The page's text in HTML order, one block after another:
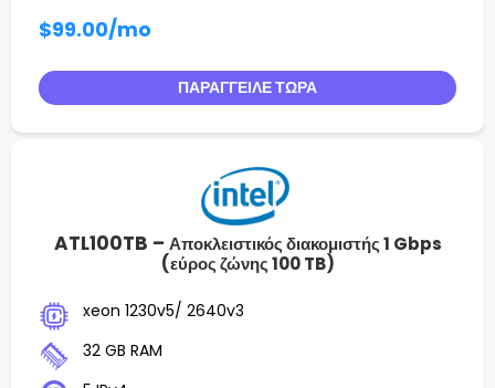
$99.00/mo
ΠΑΡΆΓΓΕΙΛΕ ΤΏΡΑ
ATL100TB – Αποκλειστικός διακομιστής 1 Gbps
(εύρος ζώνης 100 TB)
xeon 1230v5/ 2640v3
32 GB RAM